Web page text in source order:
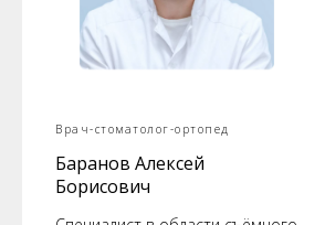
Врач-стоматолог-ортопед
Баранов Алексей
Борисович